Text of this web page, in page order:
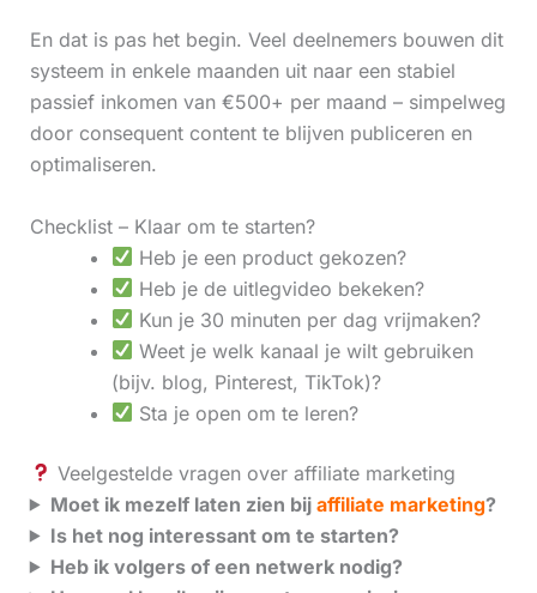
En dat is pas het begin. Veel deelnemers bouwen dit
systeem in enkele maanden uit naar een stabiel
passief inkomen van €500+ per maand – simpelweg
door consequent content te blijven publiceren en
optimaliseren.
Checklist – Klaar om te starten?
Heb je een product gekozen?
Heb je de uitlegvideo bekeken?
Kun je 30 minuten per dag vrijmaken?
Weet je welk kanaal je wilt gebruiken
(bijv. blog, Pinterest, TikTok)?
Sta je open om te leren?
Veelgestelde vragen over affiliate marketing
Moet ik mezelf laten zien bij affiliate marketing?
Is het nog interessant om te starten?
Heb ik volgers of een netwerk nodig?